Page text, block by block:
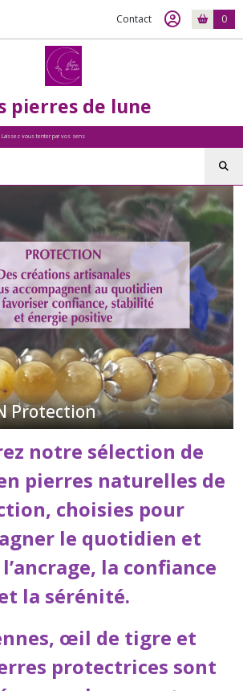
Contact 0
pierres de lune
Laissez vous tenter par vos sens
Protection
notre sélection de
pierres naturelles de
choisies pour
le quotidien et
la confiance
la sérénité.
œil de tigre et
protectrices sont